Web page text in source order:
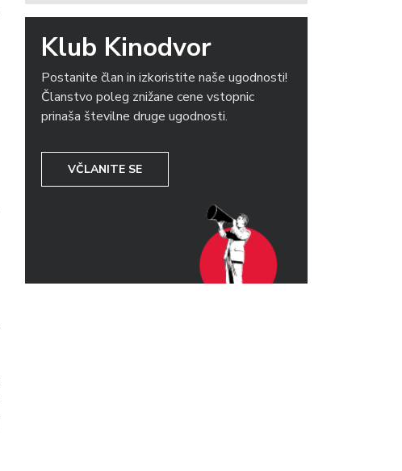
Klub Kinodvor
Postanite član in izkoristite naše ugodnosti!
Članstvo poleg znižane cene vstopnic
prinaša številne druge ugodnosti.
VČLANITE SE